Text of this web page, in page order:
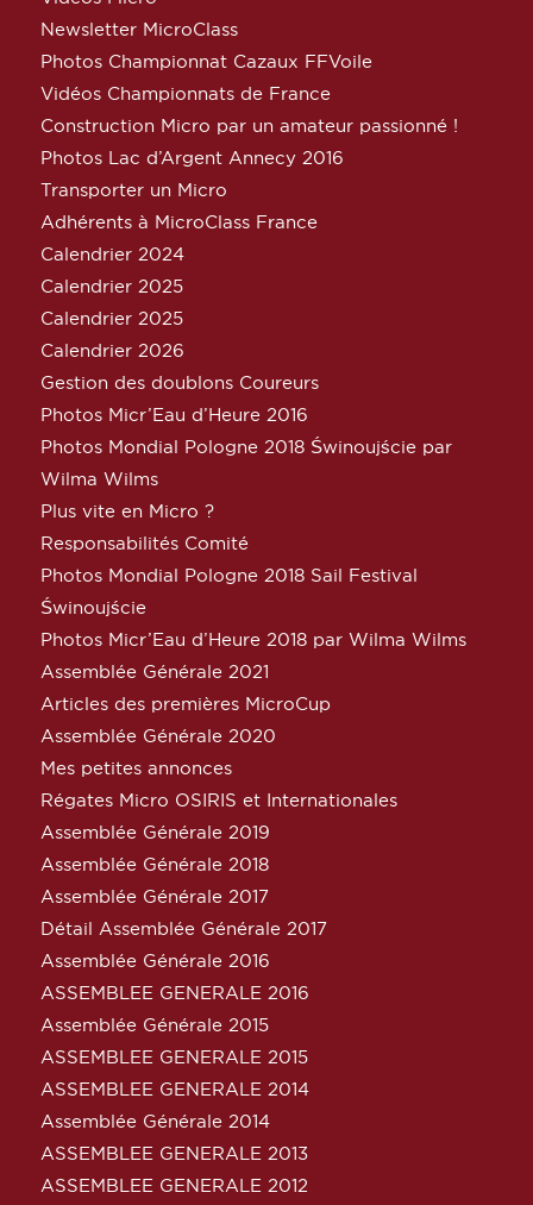
Newsletter MicroClass
Photos Championnat Cazaux FFVoile
Vidéos Championnats de France
Construction Micro par un amateur passionné !
Photos Lac d’Argent Annecy 2016
Transporter un Micro
Adhérents à MicroClass France
Calendrier 2024
Calendrier 2025
Calendrier 2025
Calendrier 2026
Gestion des doublons Coureurs
Photos Micr’Eau d’Heure 2016
Photos Mondial Pologne 2018 Świnoujście par
Wilma Wilms
Plus vite en Micro ?
Responsabilités Comité
Photos Mondial Pologne 2018 Sail Festival
Świnoujście
Photos Micr’Eau d’Heure 2018 par Wilma Wilms
Assemblée Générale 2021
Articles des premières MicroCup
Assemblée Générale 2020
Mes petites annonces
Régates Micro OSIRIS et Internationales
Assemblée Générale 2019
Assemblée Générale 2018
Assemblée Générale 2017
Détail Assemblée Générale 2017
Assemblée Générale 2016
ASSEMBLEE GENERALE 2016
Assemblée Générale 2015
ASSEMBLEE GENERALE 2015
ASSEMBLEE GENERALE 2014
Assemblée Générale 2014
ASSEMBLEE GENERALE 2013
ASSEMBLEE GENERALE 2012